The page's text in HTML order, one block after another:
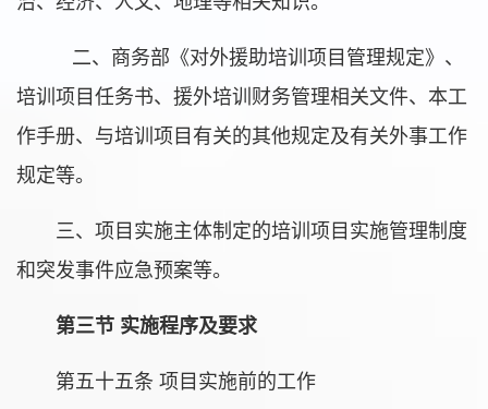
二、商务部《对外援助培训项目管理规定》、
培训项目任务书、援外培训财务管理相关文件、本工
作手册、与培训项目有关的其他规定及有关外事工作
规定等。
三、项目实施主体制定的培训项目实施管理制度
和突发事件应急预案等。
第三节 实施程序及要求
第五十五条 项目实施前的工作